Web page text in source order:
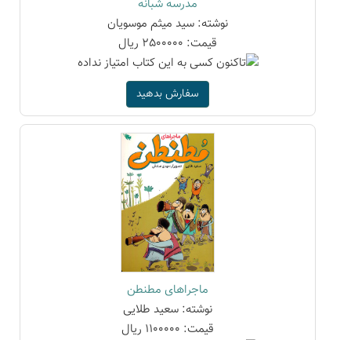
مدرسه شبانه
نوشته: سید میثم موسویان
قیمت: 2500000 ریال
سفارش بدهید
ماجراهای مطنطن
نوشته: سعید طلایی
قیمت: 1100000 ریال